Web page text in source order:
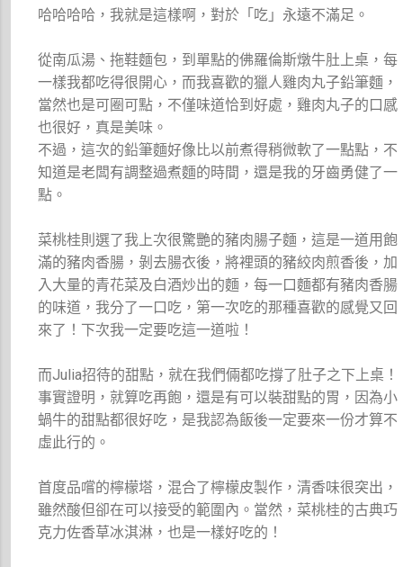
哈哈哈哈，我就是這樣啊，對於「吃」永遠不滿足。
從南瓜湯、拖鞋麵包，到單點的佛羅倫斯燉牛肚上桌，每
一樣我都吃得很開心，而我喜歡的獵人雞肉丸子鉛筆麵，
當然也是可圈可點，不僅味道恰到好處，雞肉丸子的口感
也很好，真是美味。
不過，這次的鉛筆麵好像比以前煮得稍微軟了一點點，不
知道是老闆有調整過煮麵的時間，還是我的牙齒勇健了一
點。
菜桃桂則選了我上次很驚艷的豬肉腸子麵，這是一道用飽
滿的豬肉香腸，剝去腸衣後，將裡頭的豬絞肉煎香後，加
入大量的青花菜及白酒炒出的麵，每一口麵都有豬肉香腸
的味道，我分了一口吃，第一次吃的那種喜歡的感覺又回
來了！下次我一定要吃這一道啦！
而Julia招待的甜點，就在我們倆都吃撐了肚子之下上桌！
事實證明，就算吃再飽，還是有可以裝甜點的胃，因為小
蝸牛的甜點都很好吃，是我認為飯後一定要來一份才算不
虛此行的。
首度品嚐的檸檬塔，混合了檸檬皮製作，清香味很突出，
雖然酸但卻在可以接受的範圍內。當然，菜桃桂的古典巧
克力佐香草冰淇淋，也是一樣好吃的！